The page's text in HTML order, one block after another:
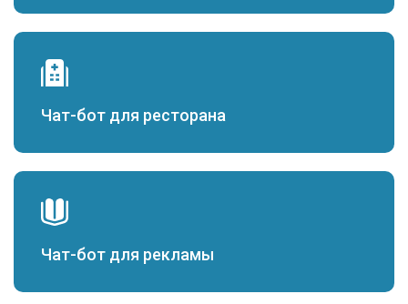
Чат-бот для ресторана
Чат-бот для рекламы